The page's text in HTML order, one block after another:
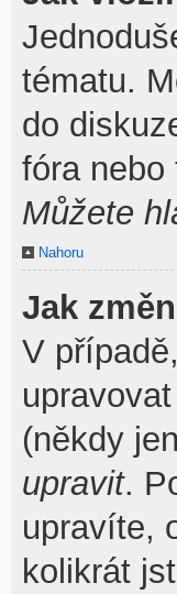
tématu.
do
fóra nebo
Můžete
Nahoru
Jak
V
(někdy
upravit.
upravíte,
kolikrát